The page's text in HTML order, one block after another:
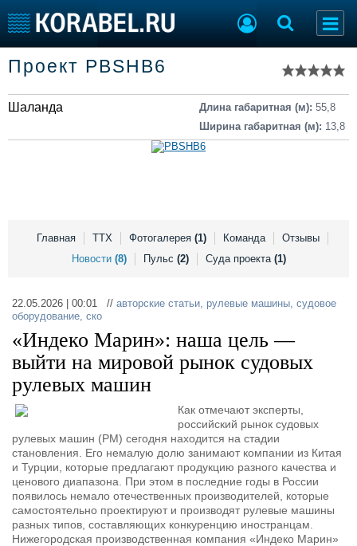
Тип судна
Добавить судно
Добавить проект
Последние 100
Судостроение
Работа
Торговая площадка
Материалы
Услуги
Конференции
Выставки и семинары
Личности
Словарь
Флот
Галерея флота
Все службы
Проект PBSHB6
Шаланда Длина габаритная (м): 55,8
Ширина габаритная (м): 13,8
Главная ТТХ Фотогалерея (1) Команда
Отзывы
Новости (8) Пульс (2) Суда проекта (1)
22.05.2026 | 00:01 // авторские статьи, рулевые машины, судовое
оборудование, ско
«Индеко Марин»: наша цель —
выйти на мировой рынок судовых
рулевых машин
Как отмечают эксперты,
российский рынок судовых
рулевых машин (РМ) сегодня находится на стадии
становления. Его немалую долю занимают компании из Китая
и Турции, которые предлагают продукцию разного качества и
ценового диапазона. При этом в последние годы в России
появилось немало отечественных производителей, которые
самостоятельно проектируют и производят рулевые машины
разных типов, составляющих конкуренцию иностранцам.
Нижегородская производственная компания «Индеко Марин»